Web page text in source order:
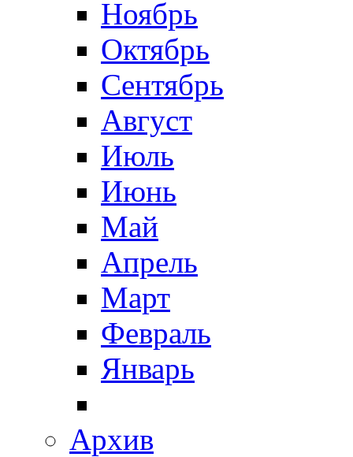
Ноябрь
Октябрь
Сентябрь
Август
Июль
Июнь
Май
Апрель
Март
Февраль
Январь
Архив